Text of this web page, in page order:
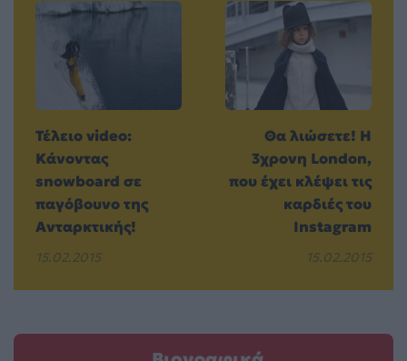
Τέλειο video:
Κάνοντας
snowboard σε
παγόβουνο της
Ανταρκτικής!
15.02.2015
Θα λιώσετε! Η
3χρονη London,
που έχει κλέψει τις
καρδιές του
Instagram
15.02.2015